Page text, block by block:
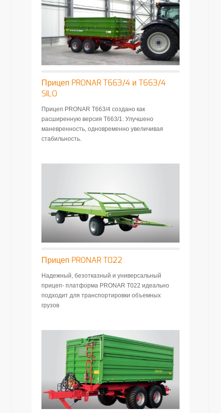
Прицеп PRONAR T663/4 и T663/4
SILO
Прицеп PRONAR T663/4 создано как
расширенную версия T663/1. Улучшено
маневренность, одновременно увеличивая
стабильность.
Прицеп PRONAR T022
Надежный, безотказный и универсальный
прицеп- платформа PRONAR T022 идеально
подходит для транспортировки объемных
грузов